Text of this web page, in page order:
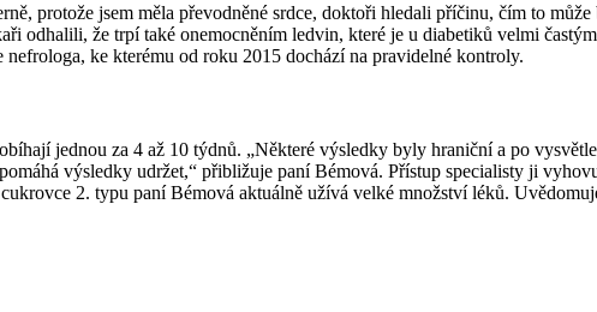
protože jsem měla převodněné srdce, doktoři hledali příčinu, čím to
odhalili, že trpí také onemocněním ledvin, které je u diabetiků velmi
nefrologa, ke kterému od roku 2015 dochází na pravidelné kontroly.
jednou za 4 až 10 týdnů. „Některé výsledky byly hraniční a po
výsledky udržet,“ přibližuje paní Bémová. Přístup specialisty ji
2. typu paní Bémová aktuálně užívá velké množství léků.